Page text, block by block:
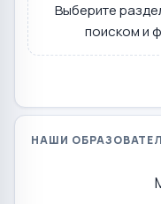
Выберите
поиском и
НАШИ